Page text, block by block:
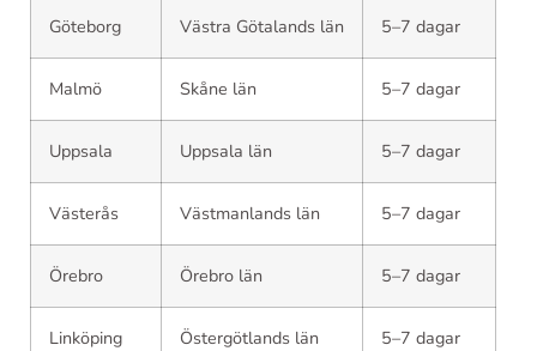
Göteborg Västra Götalands län 5–7 dagar
Malmö Skåne län 5–7 dagar
Uppsala Uppsala län 5–7 dagar
Västerås Västmanlands län 5–7 dagar
Örebro Örebro län 5–7 dagar
Linköping Östergötlands län 5–7 dagar